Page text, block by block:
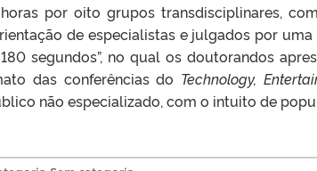
por oito grupos transdisciplinares,
de especialistas e julgados por uma
segundos”, no qual os doutorandos
das conferências do Technology,
não especializado, com o intuito de